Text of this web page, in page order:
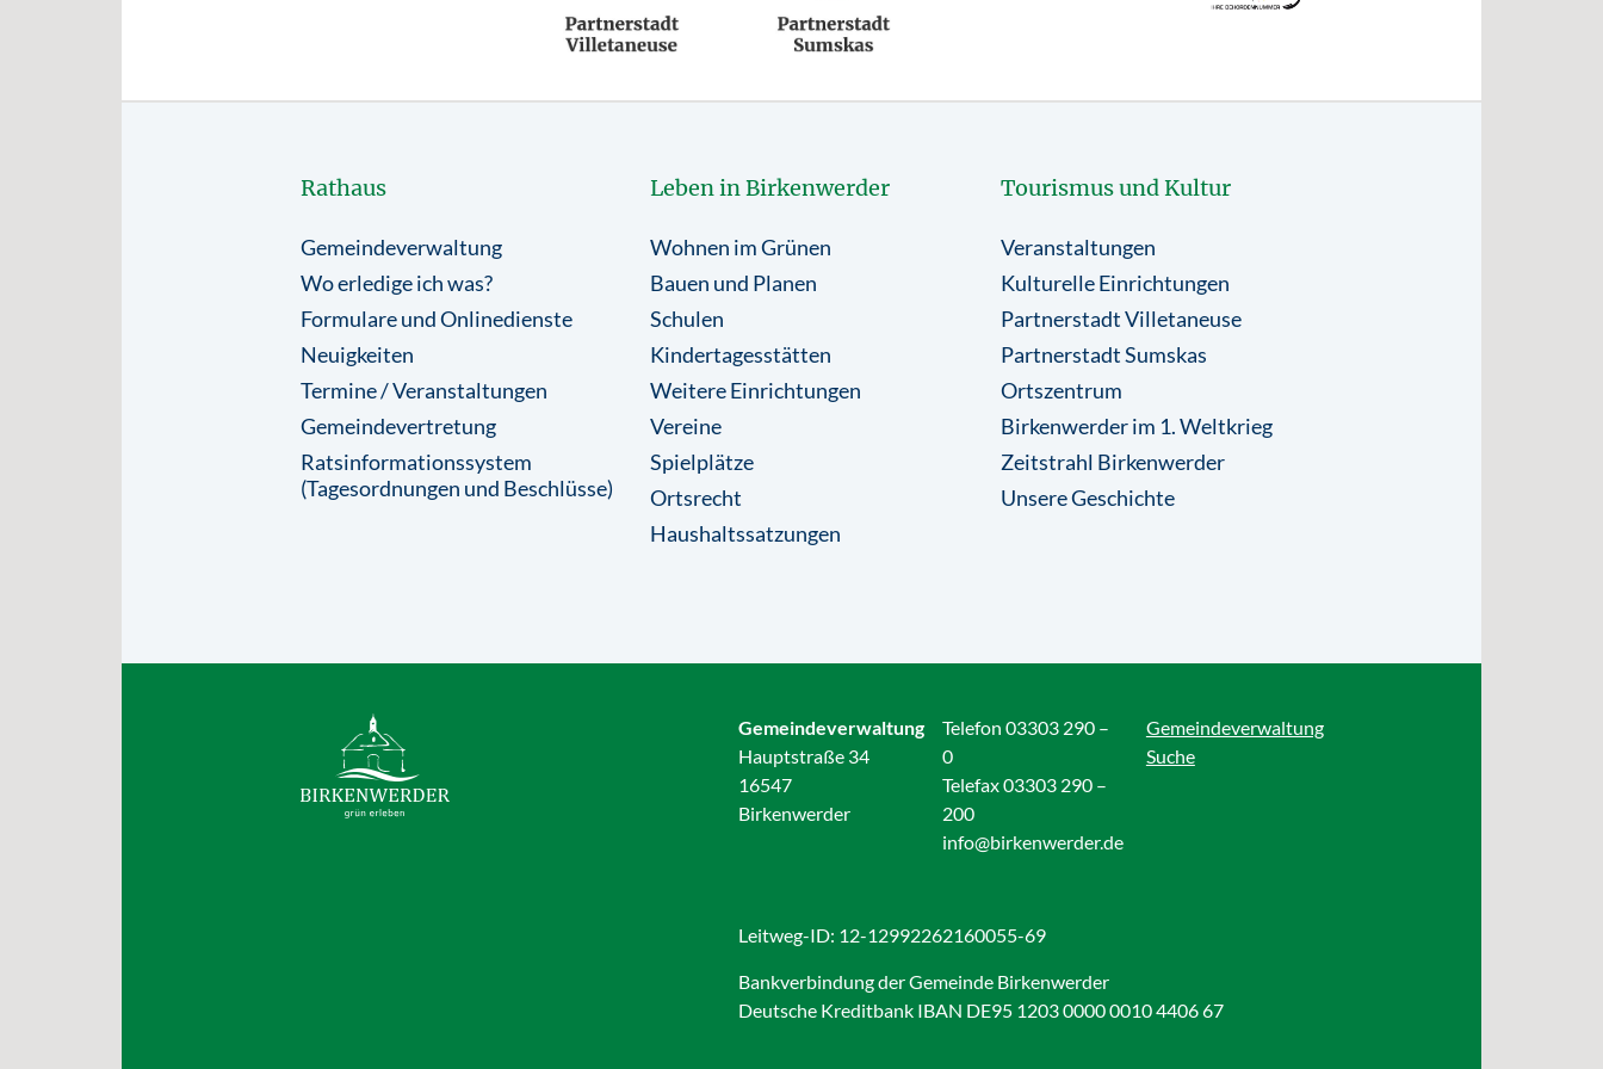
Rathaus
Gemeindeverwaltung
Wo erledige ich was?
Formulare und Onlinedienste
Neuigkeiten
Termine / Veranstaltungen
Gemeindevertretung
Ratsinformationssystem
(Tagesordnungen und Beschlüsse)
Leben in Birkenwerder
Wohnen im Grünen
Bauen und Planen
Schulen
Kindertagesstätten
Weitere Einrichtungen
Vereine
Spielplätze
Ortsrecht
Haushaltssatzungen
Tourismus und Kultur
Veranstaltungen
Kulturelle Einrichtungen
Partnerstadt Villetaneuse
Partnerstadt Sumskas
Ortszentrum
Birkenwerder im 1. Weltkrieg
Zeitstrahl Birkenwerder
Unsere Geschichte
Gemeindeverwaltung
Hauptstraße 34
16547
Birkenwerder
Telefon 03303 290 –
0
Telefax 03303 290 –
200
info@birkenwerder.de
Gemeindeverwaltung
Suche
Leitweg-ID: 12-12992262160055-69
Bankverbindung der Gemeinde Birkenwerder
Deutsche Kreditbank IBAN DE95 1203 0000 0010 4406 67